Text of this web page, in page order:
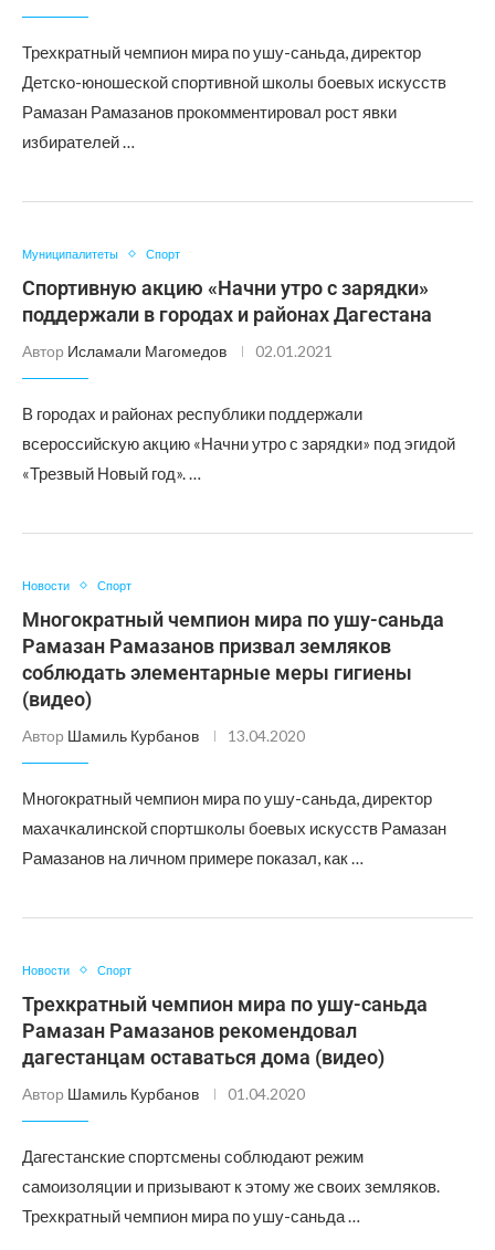
Трехкратный чемпион мира по ушу-саньда, директор
Детско-юношеской спортивной школы боевых искусств
Рамазан Рамазанов прокомментировал рост явки
избирателей …
Муниципалитеты Спорт
Спортивную акцию «Начни утро с зарядки»
поддержали в городах и районах Дагестана
Автор Исламали Магомедов 02.01.2021
В городах и районах республики поддержали
всероссийскую акцию «Начни утро с зарядки» под эгидой
«Трезвый Новый год». …
Новости Спорт
Многократный чемпион мира по ушу-саньда
Рамазан Рамазанов призвал земляков
соблюдать элементарные меры гигиены
(видео)
Автор Шамиль Курбанов 13.04.2020
Многократный чемпион мира по ушу-саньда, директор
махачкалинской спортшколы боевых искусств Рамазан
Рамазанов на личном примере показал, как …
Новости Спорт
Трехкратный чемпион мира по ушу-саньда
Рамазан Рамазанов рекомендовал
дагестанцам оставаться дома (видео)
Автор Шамиль Курбанов 01.04.2020
Дагестанские спортсмены соблюдают режим
самоизоляции и призывают к этому же своих земляков.
Трехкратный чемпион мира по ушу-саньда …